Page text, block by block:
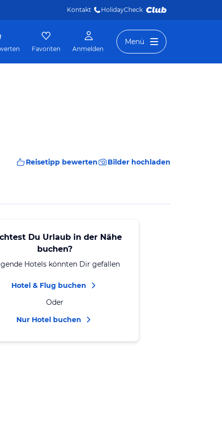
Kontakt HolidayCheck
Favoriten Anmelden
Menü
Reisetipp bewerten Bilder hochladen
Du Urlaub in der Nähe
buchen?
Hotels könnten Dir gefallen
Hotel & Flug buchen
Oder
Nur Hotel buchen